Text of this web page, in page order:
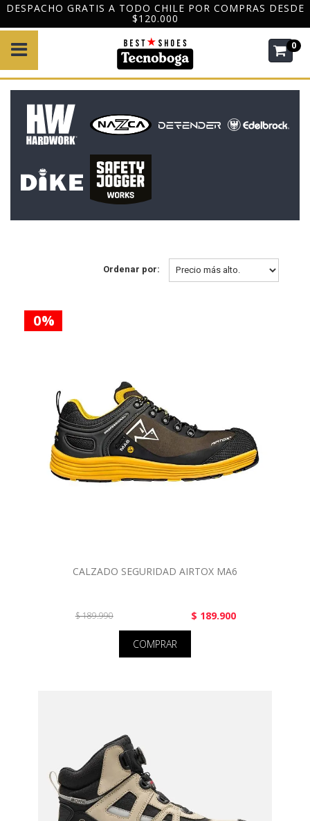
DESPACHO GRATIS A TODO CHILE POR COMPRAS DESDE
$120.000
0
Ordenar por:
0 %
CALZADO SEGURIDAD AIRTOX MA6
$ 189.990 $ 189.900
COMPRAR